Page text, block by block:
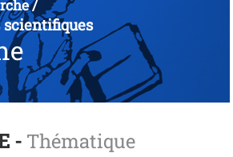
/
- Thématique